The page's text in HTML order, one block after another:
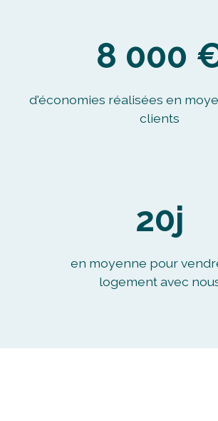
8 000
d'économies réalisées en
clients
20j
en moyenne pour
logement avec